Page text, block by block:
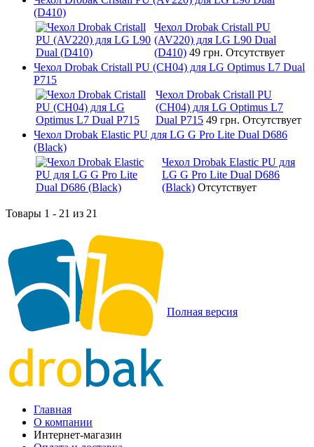
(D410)
Чехол Drobak Cristall PU
(AV220) для LG L90 Dual
(D410) 49 грн. Отсутствует
Чехол Drobak Cristall PU (CH04) для LG Optimus L7 Dual
P715
Чехол Drobak Cristall PU
(CH04) для LG Optimus L7
Dual P715 49 грн. Отсутствует
Чехол Drobak Elastic PU для LG G Pro Lite Dual D686
(Black)
Чехол Drobak Elastic PU для
LG G Pro Lite Dual D686
(Black) Отсутствует
Товары 1 - 21 из 21
Полная версия
Главная
О компании
Интернет-магазин